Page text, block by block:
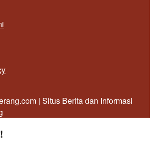
| Situs Berita dan Informasi